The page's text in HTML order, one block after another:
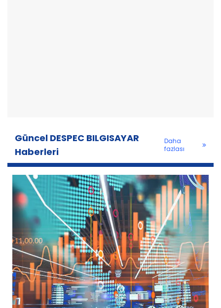
Güncel DESPEC BILGISAYAR
Haberleri
Daha
fazlası